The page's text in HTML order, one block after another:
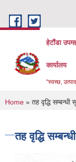
हेटौंडा
कार्यालय
"स्वच्छ,
You are
Home » तह वृद्धि सम्बन्धी
तह वृद्धि